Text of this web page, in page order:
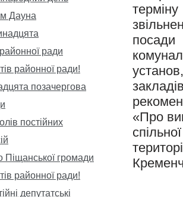
посади
«Про
Дауна
ради
районної ради!
позачергова
постійних
Піщанської громади
районної ради!
депутатські